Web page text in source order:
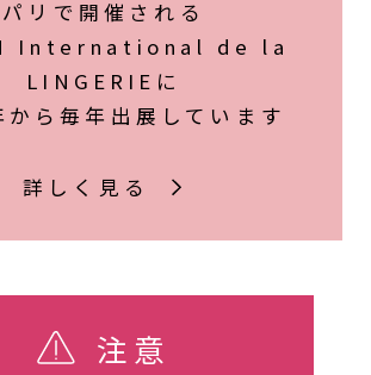
パリで開催される
International de la
LINGERIEに
ら毎年出展しています
詳しく見る
注意